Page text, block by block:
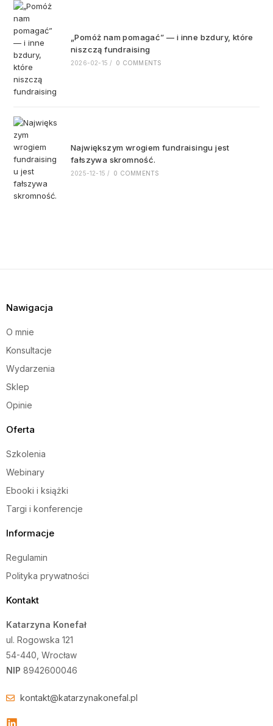
„Pomóż nam pomagać” — i inne bzdury, które
niszczą fundraising
2026-02-15 / 0 COMMENTS
Największym wrogiem fundraisingu jest
fałszywa skromność.
2025-12-15 / 0 COMMENTS
Nawigacja
O mnie
Konsultacje
Wydarzenia
Sklep
Opinie
Oferta
Szkolenia
Webinary
Ebooki i książki
Targi i konferencje
Informacje
Regulamin
Polityka prywatności
Kontakt
Katarzyna Konefał
ul. Rogowska 121
54-440, Wrocław
NIP 8942600046
kontakt@katarzynakonefal.pl